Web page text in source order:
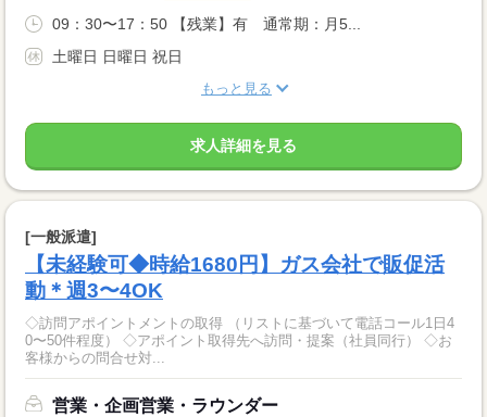
09：30〜17：50 【残業】有 通常期：月5...
土曜日 日曜日 祝日
もっと見る
求人詳細を見る
[一般派遣]
【未経験可◆時給1680円】ガス会社で販促活
動＊週3〜4OK
◇訪問アポイントメントの取得 （リストに基づいて電話コール1日4
0〜50件程度） ◇アポイント取得先へ訪問・提案（社員同行） ◇お
客様からの問合せ対...
営業・企画営業・ラウンダー